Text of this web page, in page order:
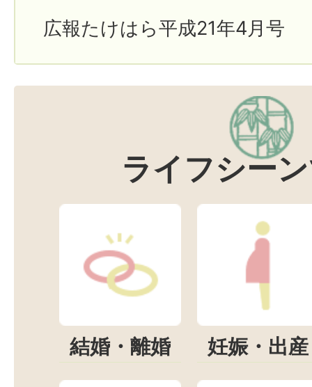
広報たけはら平成21年4月号
ライフシー
結婚・離婚 妊娠・出産